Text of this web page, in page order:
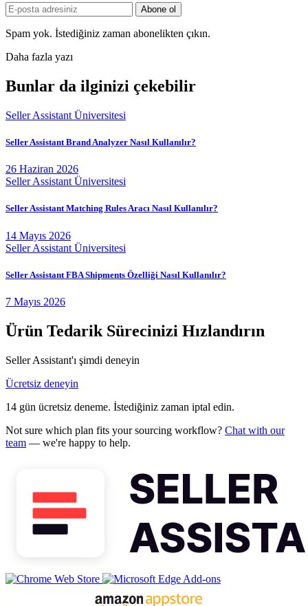
Spam yok. İstediğiniz zaman abonelikten çıkın.
Daha fazla yazı
Bunlar da ilginizi çekebilir
Seller Assistant Üniversitesi
Seller Assistant Brand Analyzer Nasıl Kullanılır?
26 Haziran 2026
Seller Assistant Üniversitesi
Seller Assistant Matching Rules Aracı Nasıl Kullanılır?
14 Mayıs 2026
Seller Assistant Üniversitesi
Seller Assistant FBA Shipments Özelliği Nasıl Kullanılır?
7 Mayıs 2026
Ürün Tedarik Sürecinizi Hızlandırın
Seller Assistant'ı şimdi deneyin
Ücretsiz deneyin
14 gün ücretsiz deneme. İstediğiniz zaman iptal edin.
Not sure which plan fits your sourcing workflow? Chat with our
team — we're happy to help.